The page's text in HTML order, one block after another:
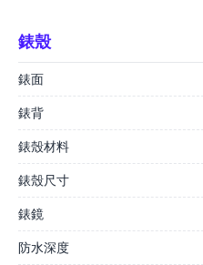
錶殼
錶面
錶背
錶殼材料
錶殼尺寸
錶鏡
防水深度